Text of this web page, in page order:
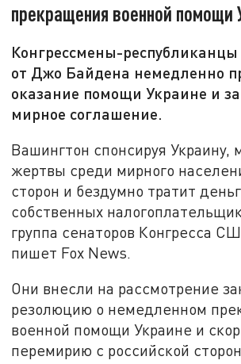
прекращения военной помощи
Конгрессмены-республиканцы
от Джо Байдена немедленно
оказание помощи Украине и
мирное соглашение.
Вашингтон спонсируя Украину,
жертвы среди мирного
сторон и бездумно тратит
собственных
группа сенаторов Конгресса
пишет Fox News.
Они внесли на рассмотрение
резолюцию о немедленном
военной помощи Украине и
перемирию с российской